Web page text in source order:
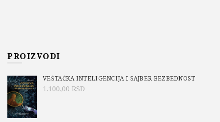
PROIZVODI
VEŠTAČKA INTELIGENCIJA I SAJBER BEZBEDNOST
1.100,00 RSD